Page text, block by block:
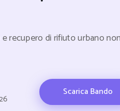
recupero di rifiuto urbano non
Scarica Bando